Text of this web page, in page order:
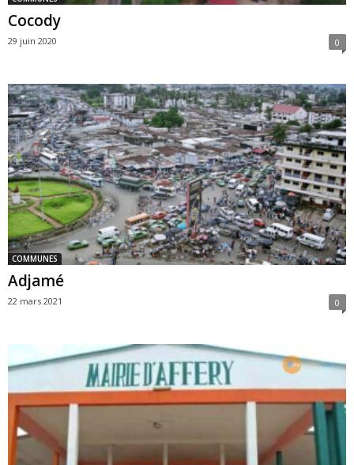
Cocody
29 juin 2020 0
COMMUNES
Adjamé
22 mars 2021 0